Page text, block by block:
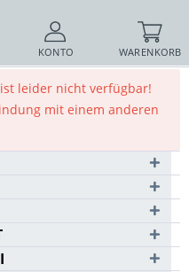
KONTO WARENKORB
leider nicht verfügbar!
mit einem anderen